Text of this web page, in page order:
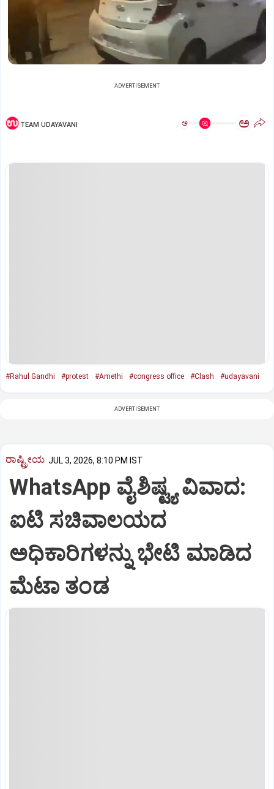
ADVERTISEMENT
TEAM UDAYAVANI ಅ ಅ
#Rahul Gandhi #protest #Amethi #congress office #Clash #udayavani
ADVERTISEMENT
ರಾಷ್ಟ್ರೀಯ JUL 3, 2026, 8:10 PM IST
WhatsApp ವೈಶಿಷ್ಟ್ಯ ವಿವಾದ:
ಐಟಿ ಸಚಿವಾಲಯದ
ಅಧಿಕಾರಿಗಳನ್ನು ಭೇಟಿ ಮಾಡಿದ
ಮೆಟಾ ತಂಡ